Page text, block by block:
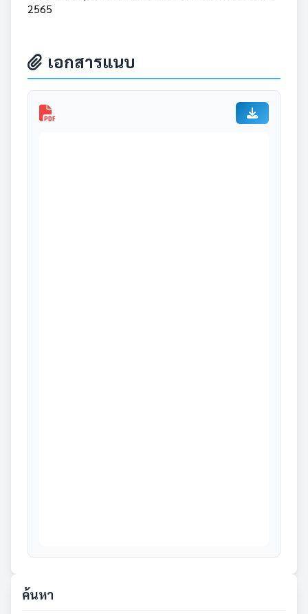
2565
เอกสารแนบ
ค้นหา